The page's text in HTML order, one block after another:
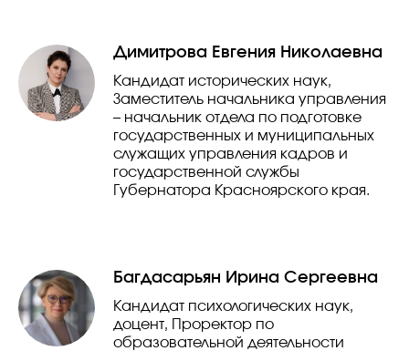
Димитрова Евгения Николаевна
Кандидат исторических наук,
Заместитель начальника управления
– начальник отдела по подготовке
государственных и муниципальных
служащих управления кадров и
государственной службы
Губернатора Красноярского края.
Багдасарьян Ирина Сергеевна
Кандидат психологических наук,
доцент, Проректор по
образовательной деятельности